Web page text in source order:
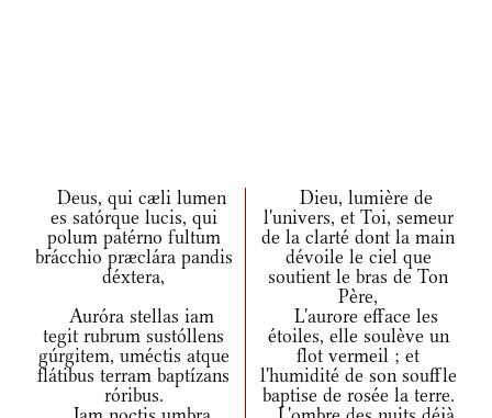
Deus, qui cæli lumen
es satórque lucis, qui
polum patérno fultum
brácchio præclára pandis
déxtera,
Dieu, lumière de
l'univers, et Toi, semeur
de la clarté dont la main
dévoile le ciel que
soutient le bras de Ton
Père,
Auróra stellas iam
tegit rubrum sustóllens
gúrgitem, uméctis atque
flátibus terram baptízans
róribus.
L'aurore efface les
étoiles, elle soulève un
flot vermeil ; et
l'humidité de son souffle
baptise de rosée la terre.